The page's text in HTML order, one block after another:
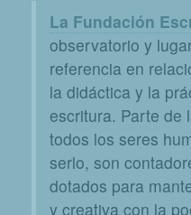
La Fundación
observatorio y
referencia en
la didáctica y la
escritura. Parte de
todos los seres
serlo, son
dotados para
y creativa con la